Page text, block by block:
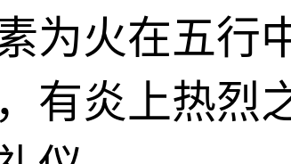
为火在五行
有炎上热烈